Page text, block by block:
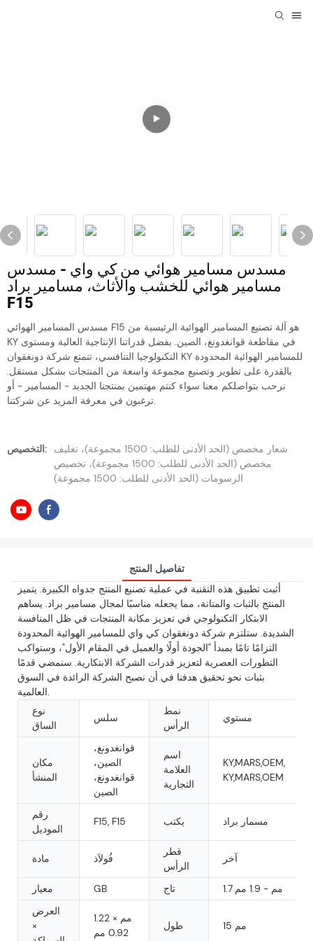
مسدس مسامير هوائي من كي واي - مسدس
مسامير هوائي للخشب والأثاث، مسامير براد
F15
مسدس المسامير الهوائي F15 هو آلة تصنيع المسامير الهوائية الرئيسية من
KY في مقاطعة قوانغدونغ، الصين. بفضل قدراتنا الإنتاجية العالية ومستوى
التكنولوجيا التنافسي، تتمتع شركة دونغقوان KY للمسامير الهوائية المحدودة
بالقدرة على تطوير وتصنيع مجموعة واسعة من المنتجات بشكل مستقل.
نرحب بتواصلكم معنا سواء كنتم مهتمين بمنتجنا الجديد - المسامير - أو
ترغبون في معرفة المزيد عن شركتنا.
التخصيص:
شعار مخصص (الحد الأدنى للطلب: 1500 مجموعة)، تغليف
مخصص (الحد الأدنى للطلب: 1500 مجموعة)، تخصيص
الرسومات (الحد الأدنى للطلب: 1500 مجموعة)
تفاصيل المنتج
أثبت تطبيق هذه التقنية في عملية تصنيع المنتج جدواه الكبيرة. يتميز
المنتج بالثبات والمتانة، مما يجعله مناسبًا لمجال مسامير براد. يساهم
الابتكار التكنولوجي في تعزيز مكانة المنتجات في ظل المنافسة
الشديدة. ستلتزم شركة دونغقوان كي واي للمسامير الهوائية المحدودة
التزامًا تامًا بمبدأ "الجودة أولًا والعميل في المقام الأول"، وستواكب
التطورات العصرية لتعزيز قدرات الشركة الابتكارية. سنمضي قدمًا
بثبات نحو تحقيق هدفنا في أن نصبح الشركة الرائدة في السوق
العالمية.
نوع
الساق
سلس
نمط
الرأس
مستوي
مكان
المنشأ
قوانغدونغ،
الصين،
قوانغدونغ،
الصين
اسم
العلامة
التجارية
KY,MARS,OEM,
KY,MARS,OEM
رقم
الموديل
F15, F15 يكتب مسمار براد
مادة فُولاَذ
قطر
الرأس
آخر
معيار GB تاج
1.7 مم - 1.9 مم
العرض
×
1.22 مم ×
0.92 مم
طول 15 مم